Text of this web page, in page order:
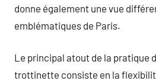
donne également une vue
emblématiques de Paris.
Le principal atout de la pratique
trottinette consiste en la